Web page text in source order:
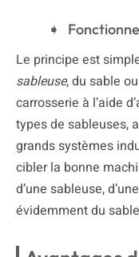
Le principe est
sableuse, du sable
carrosserie à l’aide
types de sableuses,
grands systèmes
cibler la bonne
d’une sableuse,
évidemment du